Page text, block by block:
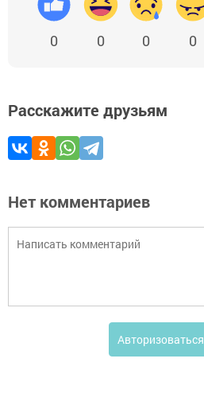
0 0 0 0
Расскажите друзьям
Нет комментариев
Авторизоваться